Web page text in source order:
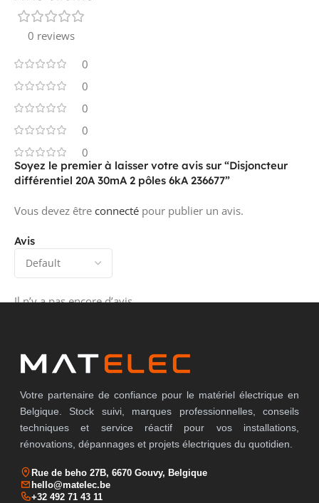
0 reviews
0
0
0
0
0
Avis
Il n’y a pas encore d’avis.
Soyez le premier à laisser votre avis sur “Disjoncteur
différentiel 20A 30mA 2 pôles 6kA 236677”
Vous devez être connecté pour publier un avis.
Votre partenaire de confiance pour le matériel électrique en
Belgique. Stock suivi, marques professionnelles, conseils
techniques et service réactif pour vos installations,
rénovations, dépannages et projets électriques du quotidien.
Rue de beho 27B, 6670 Gouvy, Belgique
hello@matelec.be
+32 492 71 43 11